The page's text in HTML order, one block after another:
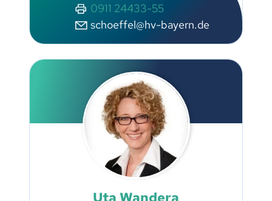
0911 24433-55
sch
ff l hv-b y rn d
Uta Wandera